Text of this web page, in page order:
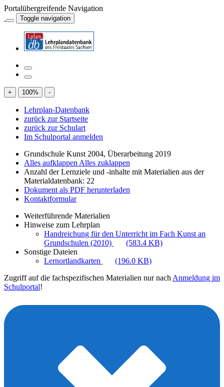
Portalübergreifende Navigation
Toggle navigation
+ 100% -
Lehrplan-Datenbank
zurück zur Startseite
zurück zur Schulart
Im Schulportal anmelden
Grundschule Kunst 2004, Überarbeitung 2019
Alles aufklappen Alles zuklappen
Anzahl der Lernziele und -inhalte mit Materialien aus der
Materialdatenbank: 22
Dokument als PDF herunterladen
Kontaktformular
Weiterführende Materialien
Hinweise zum Lehrplan
Handreichung für den Unterricht im Fach Kunst an
Grundschulen (2010)
(583.4 KB)
Sonstige Dateien
Lernortlandkarten
(196.0 KB)
Zugriff auf die fachspezifischen Materialien nur nach Anmeldung im
Schulportal!